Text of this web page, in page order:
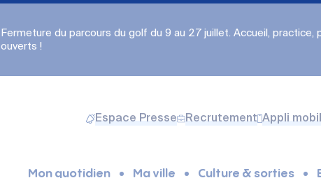
Fermeture du parcours du golf du 9 au 27 juillet. Accueil, practice,
ouverts !
Espace Presse Recrutement Appli
Mon quotidien Ma ville Culture & sorties